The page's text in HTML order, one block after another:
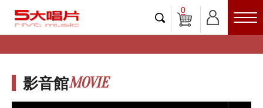
0
影音館MOVIE